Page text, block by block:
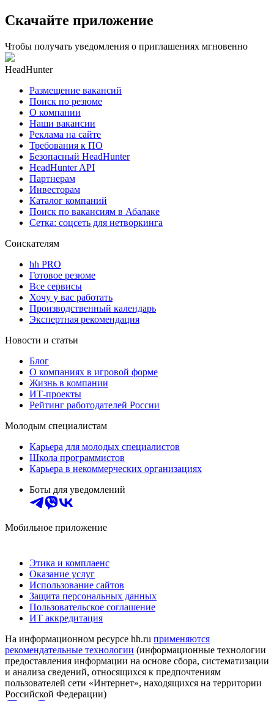
Скачайте приложение
Чтобы получать уведомления о приглашениях мгновенно
HeadHunter
Размещение вакансий
Поиск по резюме
О компании
Наши вакансии
Реклама на сайте
Требования к ПО
Безопасный HeadHunter
HeadHunter API
Партнерам
Инвесторам
Каталог компаний
Поиск по вакансиям в Абалаке
Сетка: соцсеть для нетворкинга
Соискателям
hh PRO
Готовое резюме
Все сервисы
Хочу у вас работать
Производственный календарь
Экспертная рекомендация
Новости и статьи
Блог
О компаниях в игровой форме
Жизнь в компании
ИТ-проекты
Рейтинг работодателей России
Молодым специалистам
Карьера для молодых специалистов
Школа программистов
Карьера в некоммерческих организациях
Боты для уведомлений
Мобильное приложение
Этика и комплаенс
Оказание услуг
Использование сайтов
Защита персональных данных
Пользовательское соглашение
ИТ аккредитация
На информационном ресурсе hh.ru применяются
рекомендательные технологии (информационные технологии
предоставления информации на основе сбора, систематизации
и анализа сведений, относящихся к предпочтениям
пользователей сети «Интернет», находящихся на территории
Российской Федерации)